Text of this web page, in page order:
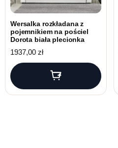
Wersalka rozkładana z
pojemnikiem na pościel
Dorota biała plecionka
1937,00 zł